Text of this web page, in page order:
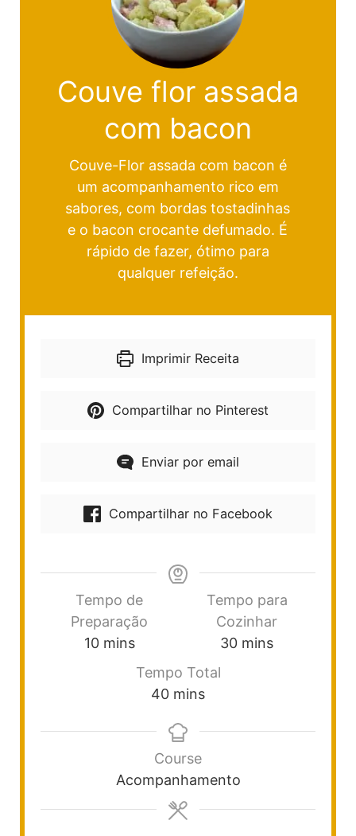
Couve flor assada
com bacon
Couve-Flor assada com bacon é
um acompanhamento rico em
sabores, com bordas tostadinhas
e o bacon crocante defumado. É
rápido de fazer, ótimo para
qualquer refeição.
Imprimir Receita
Compartilhar no Pinterest
Enviar por email
Compartilhar no Facebook
Tempo de
Preparação
10 mins
Tempo para
Cozinhar
30 mins
Tempo Total
40 mins
Course
Acompanhamento